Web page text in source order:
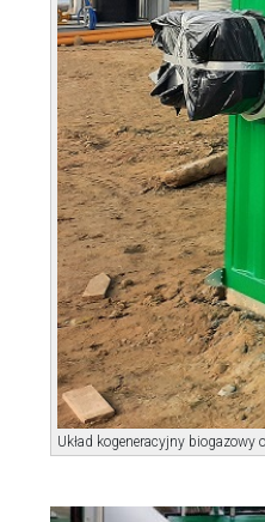
Układ kogeneracyjny